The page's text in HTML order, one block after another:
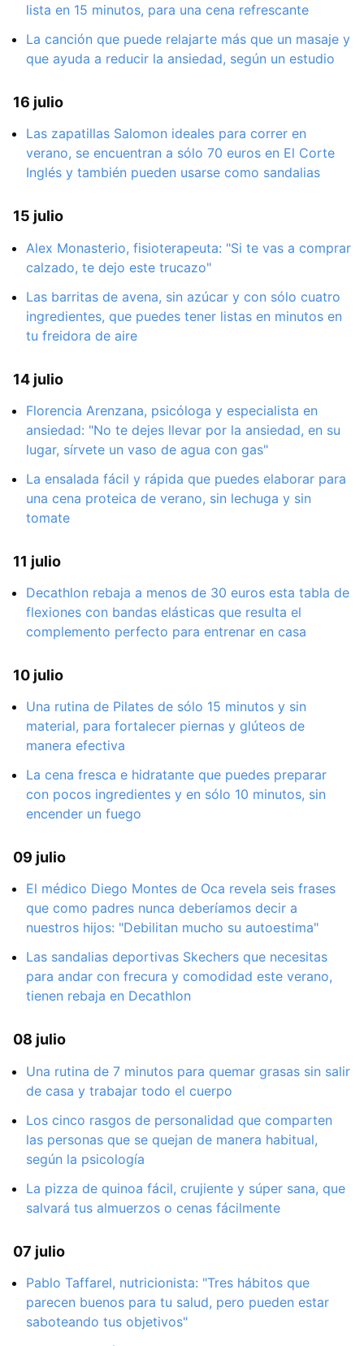
lista en 15 minutos, para una cena refrescante
La canción que puede relajarte más que un masaje y
que ayuda a reducir la ansiedad, según un estudio
16 julio
Las zapatillas Salomon ideales para correr en
verano, se encuentran a sólo 70 euros en El Corte
Inglés y también pueden usarse como sandalias
15 julio
Alex Monasterio, fisioterapeuta: "Si te vas a comprar
calzado, te dejo este trucazo"
Las barritas de avena, sin azúcar y con sólo cuatro
ingredientes, que puedes tener listas en minutos en
tu freidora de aire
14 julio
Florencia Arenzana, psicóloga y especialista en
ansiedad: "No te dejes llevar por la ansiedad, en su
lugar, sírvete un vaso de agua con gas"
La ensalada fácil y rápida que puedes elaborar para
una cena proteica de verano, sin lechuga y sin
tomate
11 julio
Decathlon rebaja a menos de 30 euros esta tabla de
flexiones con bandas elásticas que resulta el
complemento perfecto para entrenar en casa
10 julio
Una rutina de Pilates de sólo 15 minutos y sin
material, para fortalecer piernas y glúteos de
manera efectiva
La cena fresca e hidratante que puedes preparar
con pocos ingredientes y en sólo 10 minutos, sin
encender un fuego
09 julio
El médico Diego Montes de Oca revela seis frases
que como padres nunca deberíamos decir a
nuestros hijos: "Debilitan mucho su autoestima"
Las sandalias deportivas Skechers que necesitas
para andar con frecura y comodidad este verano,
tienen rebaja en Decathlon
08 julio
Una rutina de 7 minutos para quemar grasas sin salir
de casa y trabajar todo el cuerpo
Los cinco rasgos de personalidad que comparten
las personas que se quejan de manera habitual,
según la psicología
La pizza de quinoa fácil, crujiente y súper sana, que
salvará tus almuerzos o cenas fácilmente
07 julio
Pablo Taffarel, nutricionista: "Tres hábitos que
parecen buenos para tu salud, pero pueden estar
saboteando tus objetivos"